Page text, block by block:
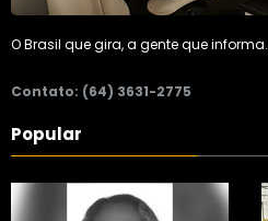
O Brasil que gira, a gente que informa.
Contato: (64) 3631-2775
Popular